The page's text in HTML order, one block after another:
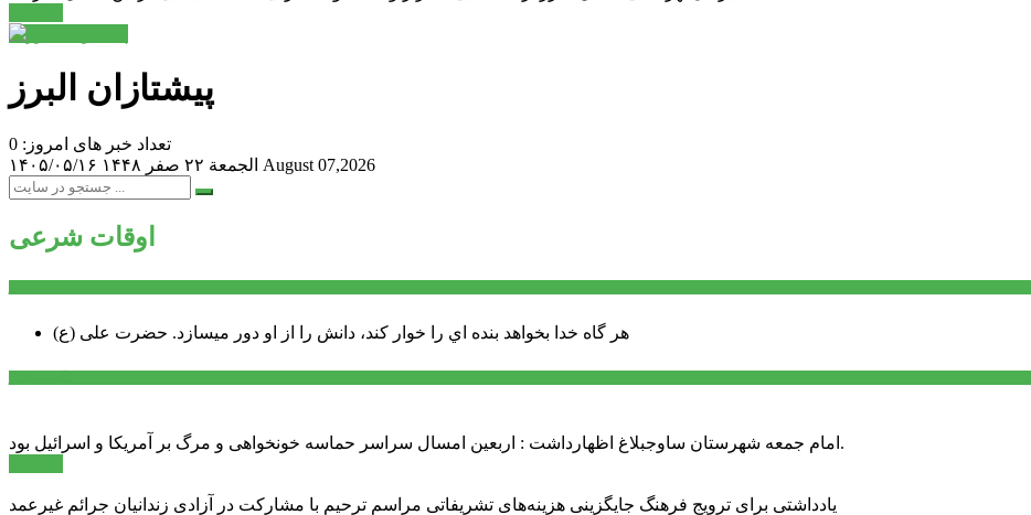
پیشتازان البرز
تعداد خبر های امروز: 0
۱۴۰۵/۰۵/۱۶
الجمعة ۲۲ صفر ۱۴۴۸ August 07,2026
اوقات شرعی
هر گاه خدا بخواهد بنده اي را خوار كند، دانش را از او دور میسازد. حضرت علی (ع)
امام جمعه شهرستان ساوجبلاغ اظهارداشت : اربعین امسال سراسر حماسه خونخواهی و مرگ بر آمریکا و اسرائیل بود.
یادداشتی برای ترویج فرهنگ جایگزینی هزینه‌های تشریفاتی مراسم ترحیم با مشارکت در آزادی زندانیان جرائم غیرعمد